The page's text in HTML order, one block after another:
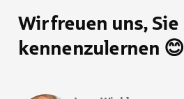
Wir freuen uns, Sie
kennenzulernen 😊